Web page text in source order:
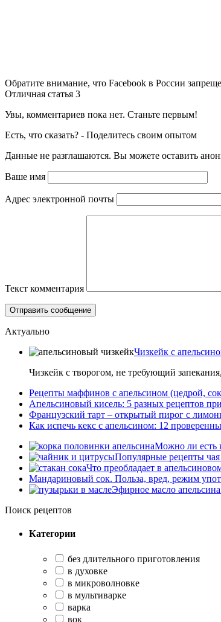
Обратите внимание, что Facebook в России
Отличная статья 3
Увы, комментариев пока нет. Станьте первым!
Есть, что сказать? - Поделитесь своим опытом
Данные не разглашаются. Вы можете оставить
Ваше имя
Адрес электронной почты
Текст комментария
Актуально
Чизкейк с
Чизкейк с творогом, не требующий
Рецепты маффинов с апельсином (цедрой,
Апельсиновый кисель: 5 разных рецептов
Французский тарт – открытый пирог с
Как испечь кекс с апельсином: 12
Можно ли есть
Популярные рецепты
Что преобладает в
Мандариновый сок. Польза, вред, режим
Эфирное масло
Поиск рецептов
Категории
без длительного приготовления
в духовке
в микроволновке
в мультиварке
варка
вок